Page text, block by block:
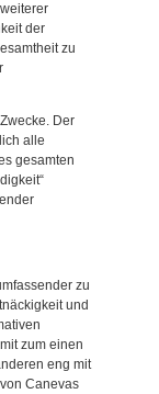
der
zu
Der
alle
gesamten
zu
und
zum einen
eng mit
Canevas